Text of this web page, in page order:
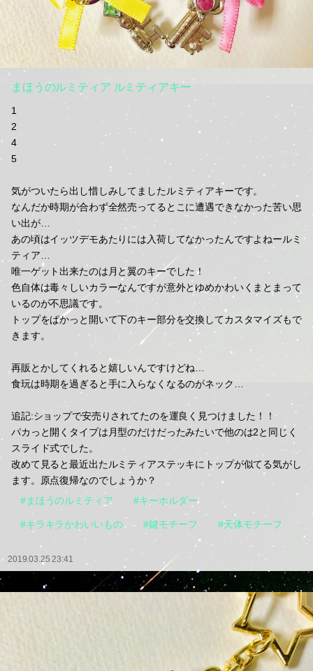
まほうのルミティア ルミティアキー
1
2
4
5
気がついたら出し惜しみしてましたルミティアキーです。
なんだか時期が合わず全然売ってるとこに遭遇できなかった苦い思
い出が…
あの頃はイッツデモあたりには入荷してなかったんですよねールミ
ティア…
唯一ゲット出来たのは月と翼のキーでした！
色自体は毒々しいカラーなんですが意外とゆめかわいくまとまって
いるのが不思議です。
トップをぱかっと開いて下のキー部分を交換してカスタマイズもで
きます。
再販とかしてくれると嬉しいんですけどね…
食玩は時期を過ぎると手に入らなくなるのがネック…
追記:ショップで安売りされてたのを運良く見つけました！！
パカっと開くタイプは月型のだけだったみたいで他のは2と同じく
スライド式でした。
改めて見ると最近出たルミティアステッキにトップが似てる気がし
ます。原点復帰なのでしょうか？
#まほうのルミティア
#キーホルダー
#キラキラかわいいもの #鍵モチーフ #天体モチーフ
2019.03.25 23:41